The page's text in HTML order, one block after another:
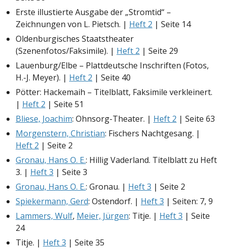
Erste illustierte Ausgabe der „Stromtid“ –
Zeichnungen von L. Pietsch. | Heft 2 | Seite 14
Oldenburgisches Staatstheater
(Szenenfotos/Faksimile). | Heft 2 | Seite 29
Lauenburg/Elbe – Plattdeutsche Inschriften (Fotos,
H.-J. Meyer). | Heft 2 | Seite 40
Pötter: Hackemaih – Titelblatt, Faksimile verkleinert.
| Heft 2 | Seite 51
Bliese, Joachim: Ohnsorg-Theater. | Heft 2 | Seite 63
Morgenstern, Christian: Fischers Nachtgesang. |
Heft 2 | Seite 2
Gronau, Hans O. E.: Hillig Vaderland. Titelblatt zu Heft
3. | Heft 3 | Seite 3
Gronau, Hans O. E.: Gronau. | Heft 3 | Seite 2
Spiekermann, Gerd: Ostendorf. | Heft 3 | Seiten: 7, 9
Lammers, Wulf, Meier, Jürgen: Titje. | Heft 3 | Seite
24
Titje. | Heft 3 | Seite 35